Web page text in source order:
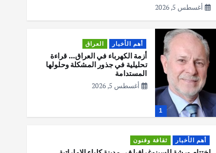
أغسطس 5, 2026
1
أهم الأخبار العراق
أزمة الكهرباء في العراق… قراءة
تحليلية في جذور المشكلة وحلولها
المستدامة
أغسطس 5, 2026
أهم الأخبار ثقافة وفنون